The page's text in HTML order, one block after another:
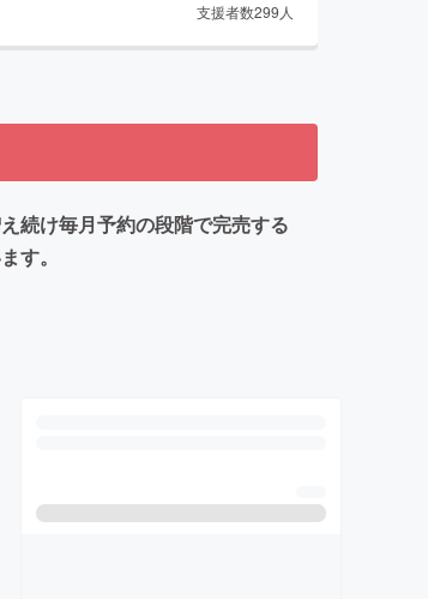
支援者数299 人
続け毎月予約の段階で完売する
す。